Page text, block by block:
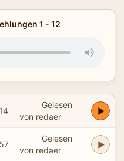
1 - 12
Gelesen
von redaer
Gelesen
von redaer